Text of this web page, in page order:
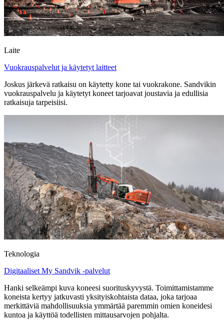
Laite
Vuokrauspalvelut ja käytetyt laitteet
Joskus järkevä ratkaisu on käytetty kone tai vuokrakone. Sandvikin
vuokrauspalvelu ja käytetyt koneet tarjoavat joustavia ja edullisia
ratkaisuja tarpeisiisi.
Teknologia
Digitaaliset My Sandvik -palvelut
Hanki selkeämpi kuva koneesi suorituskyvystä. Toimittamistamme
koneista kertyy jatkuvasti yksityiskohtaista dataa, joka tarjoaa
merkittäviä mahdollisuuksia ymmärtää paremmin omien koneidesi
kuntoa ja käyttöä todellisten mittausarvojen pohjalta.